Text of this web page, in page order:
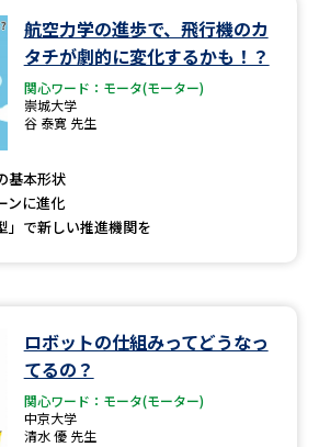
航空力学の進歩で、飛行機のカ
タチが劇的に変化するかも！？
関心ワード：モータ(モーター)
崇城大学
谷 泰寛 先生
基本形状
ンに進化
」で新しい推進機関を
ロボットの仕組みってどうなっ
てるの？
関心ワード：モータ(モーター)
中京大学
清水 優 先生